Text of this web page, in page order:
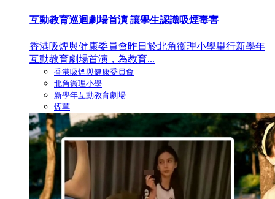
互動教育巡迴劇場首演 讓學生認識吸煙毒害
香港吸煙與健康委員會昨日於北角衞理小學舉行新學年
互動教育劇場首演，為教育...
香港吸煙與健康委員會
北角衞理小學
新學年互動教育劇場
煙草